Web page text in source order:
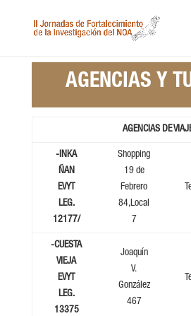
AGENCIAS Y
AGENCIAS DE
-INKA
ÑAN
EVYT
LEG.
12177/
Shopping
19 de
Febrero
84,Local
7
-CUESTA
VIEJA
EVYT
LEG.
13375
Joaquín
V.
González
467